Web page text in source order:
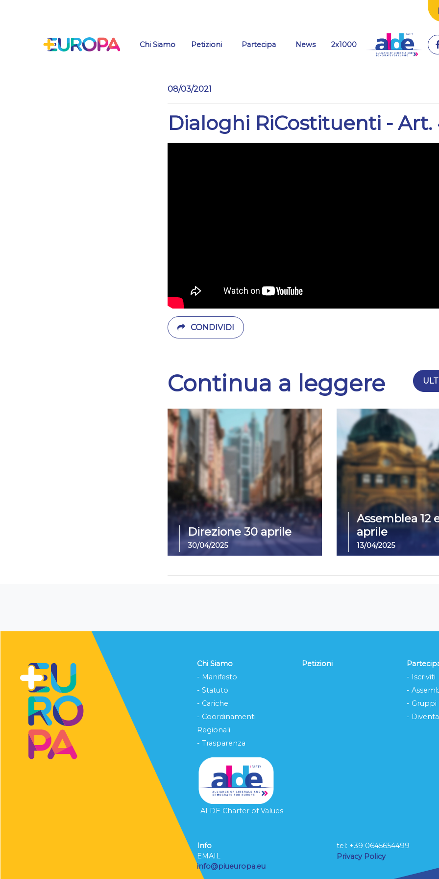
Chi Siamo Petizioni Partecipa News(current)
2x1000
08/03/2021
Dialoghi RiCostituenti - Art.
CONDIVIDI
Continua a leggere
Direzione 30 aprile
30/04/2025
Assemblea 12
aprile
13/04/2025
Chi Siamo
- Manifesto
- Statuto
- Cariche
- Coordinamenti
Regionali
- Trasparenza
ALDE Charter of Values
Petizioni
- Iscriviti
-
- Gruppi
-
Info
EMAIL
info@piueuropa.eu
tel: ‭+39 0645654499
Privacy Policy